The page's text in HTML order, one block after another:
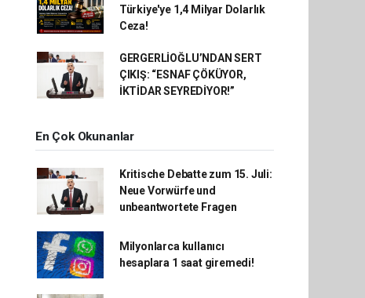
Türkiye'ye 1,4 Milyar Dolarlık
Ceza!
GERGERLİOĞLU’NDAN SERT
ÇIKIŞ: “ESNAF ÇÖKÜYOR,
İKTİDAR SEYREDİYOR!”
En Çok Okunanlar
Kritische Debatte zum 15. Juli:
Neue Vorwürfe und
unbeantwortete Fragen
Milyonlarca kullanıcı
hesaplara 1 saat giremedi!